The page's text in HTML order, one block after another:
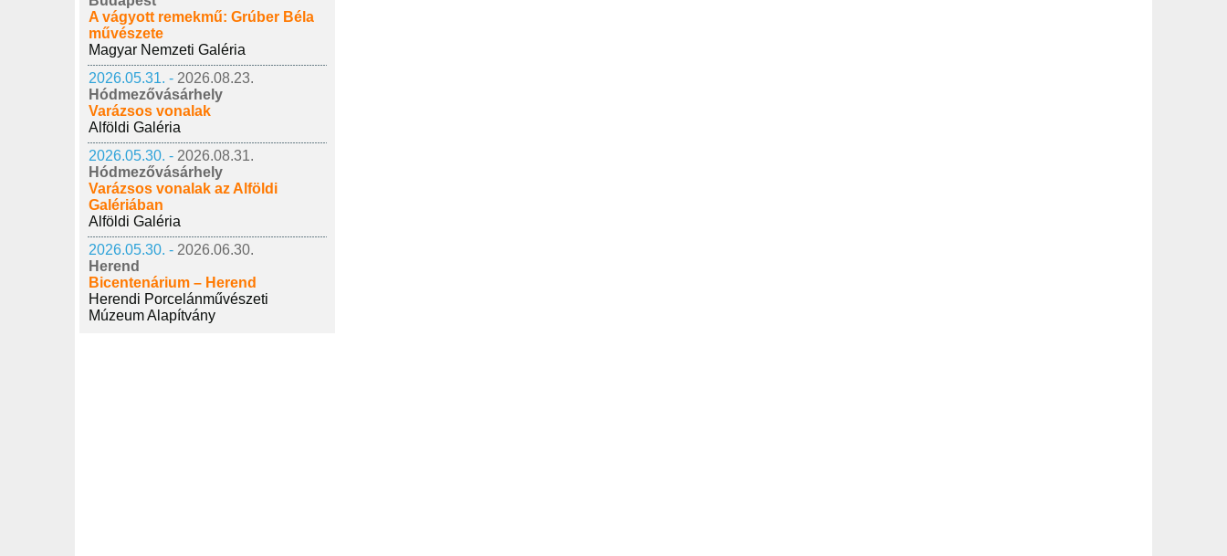
A vágyott remekmű: Grúber Béla
művészete
Magyar Nemzeti Galéria
2026.05.31. - 2026.08.23.
Hódmezővásárhely
Varázsos vonalak
Alföldi Galéria
2026.05.30. - 2026.08.31.
Hódmezővásárhely
Varázsos vonalak az Alföldi
Galériában
Alföldi Galéria
2026.05.30. - 2026.06.30.
Herend
Bicentenárium – Herend
Herendi Porcelánművészeti
Múzeum Alapítvány